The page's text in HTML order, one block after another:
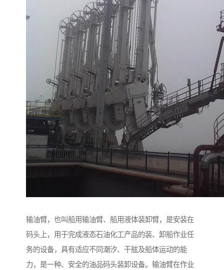
输油臂，也叫船用输油臂、船用液体装卸臂，是安装在
码头上，用于完成液态石油化工产品的装、卸船作业任
务的设备，具有适应不同潮汐、干舷及船体运动的能
力，是一种、安全的油品码头装卸设备。输油臂在作业